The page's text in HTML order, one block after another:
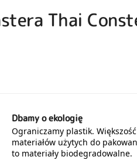
Thai
Dbamy o ekologię
Ograniczamy plastik. Większość
materiałów użytych do
to materiały biodegradowalne.